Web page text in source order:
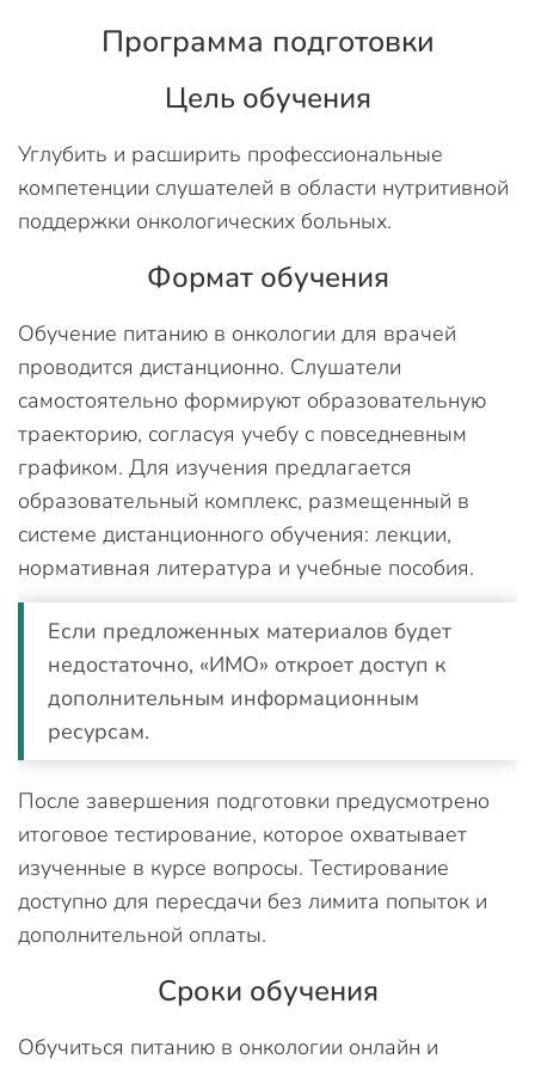
Программа подготовки
Цель обучения
Углубить и расширить профессиональные
компетенции слушателей в области нутритивной
поддержки онкологических больных.
Формат обучения
Обучение питанию в онкологии для врачей
проводится дистанционно. Слушатели
самостоятельно формируют образовательную
траекторию, согласуя учебу с повседневным
графиком. Для изучения предлагается
образовательный комплекс, размещенный в
системе дистанционного обучения: лекции,
нормативная литература и учебные пособия.
Если предложенных материалов будет
недостаточно, «ИМО» откроет доступ к
дополнительным информационным
ресурсам.
После завершения подготовки предусмотрено
итоговое тестирование, которое охватывает
изученные в курсе вопросы. Тестирование
доступно для пересдачи без лимита попыток и
дополнительной оплаты.
Сроки обучения
Обучиться питанию в онкологии онлайн и